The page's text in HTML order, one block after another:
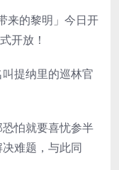
提纳里的巡林官
怕就要喜忧参半
难题，与此同